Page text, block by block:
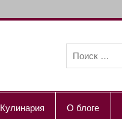
Кулинария О блоге